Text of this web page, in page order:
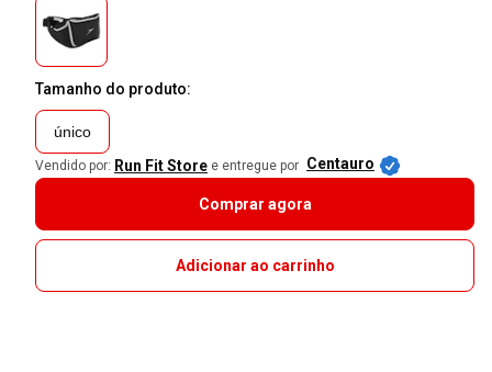
Tamanho do produto:
único
Vendido por: Run Fit Store e entregue por Centauro
Comprar agora
Adicionar ao carrinho